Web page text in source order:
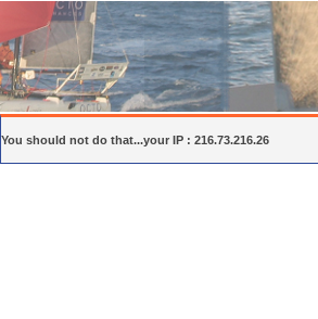
You should not do that...your IP : 216.73.216.26